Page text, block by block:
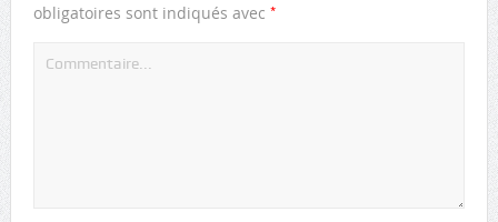
obligatoires sont indiqués avec *